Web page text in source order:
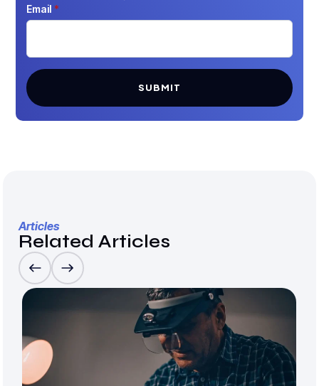
Email *
SUBMIT
Articles
Related Articles